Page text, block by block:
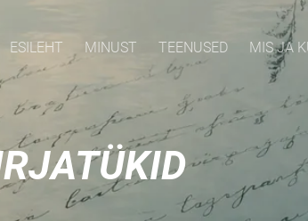
ESILEHT MINUST TEENUSED MIS JA